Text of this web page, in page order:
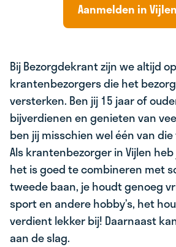
Aanmelden in
Bij Bezorgdekrant zijn we altijd
krantenbezorgers die het
versterken. Ben jij 15 jaar of
bijverdienen en genieten van
ben jij misschien wel één van
Als krantenbezorger in Vijlen
het is goed te combineren met
tweede baan, je houdt genoeg
sport en andere hobby’s, het
verdient lekker bij! Daarnaast
aan de slag.